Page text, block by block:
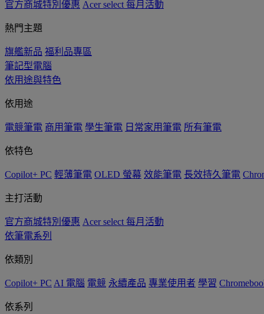
官方商城特別優惠 Acer select 每月活動
熱門主題
旗艦新品 福利品專區
筆記型電腦
依用途與特色
依用途
電競筆電 商用筆電 學生筆電 日常家用筆電 所有筆電
依特色
Copilot+ PC 輕薄筆電 OLED 螢幕 效能筆電 長效持久筆電
主打活動
官方商城特別優惠 Acer select 每月活動
依筆電系列
依類別
Copilot+ PC AI 電腦 電競 永續產品 專業使用者 學習
依系列